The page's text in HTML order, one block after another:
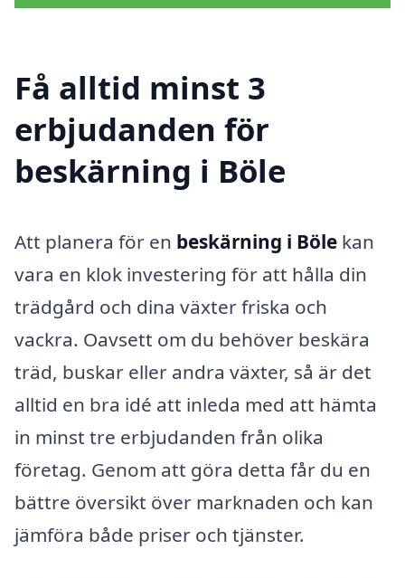
Få alltid minst 3
erbjudanden för
beskärning i Böle
Att planera för en beskärning i Böle kan
vara en klok investering för att hålla din
trädgård och dina växter friska och
vackra. Oavsett om du behöver beskära
träd, buskar eller andra växter, så är det
alltid en bra idé att inleda med att hämta
in minst tre erbjudanden från olika
företag. Genom att göra detta får du en
bättre översikt över marknaden och kan
jämföra både priser och tjänster.